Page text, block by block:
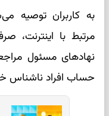
به کاربران توصیه
مرتبط با اینترنت،
نهادهای مسئول
حساب افراد ناشناس